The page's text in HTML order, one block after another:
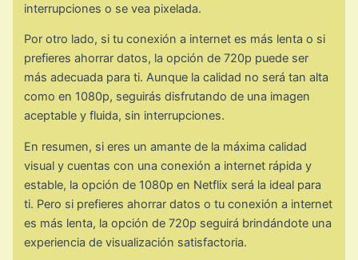
interrupciones o se vea pixelada.
Por otro lado, si tu conexión a internet es más lenta o si
prefieres ahorrar datos, la opción de 720p puede ser
más adecuada para ti. Aunque la calidad no será tan alta
como en 1080p, seguirás disfrutando de una imagen
aceptable y fluida, sin interrupciones.
En resumen, si eres un amante de la máxima calidad
visual y cuentas con una conexión a internet rápida y
estable, la opción de 1080p en Netflix será la ideal para
ti. Pero si prefieres ahorrar datos o tu conexión a internet
es más lenta, la opción de 720p seguirá brindándote una
experiencia de visualización satisfactoria.